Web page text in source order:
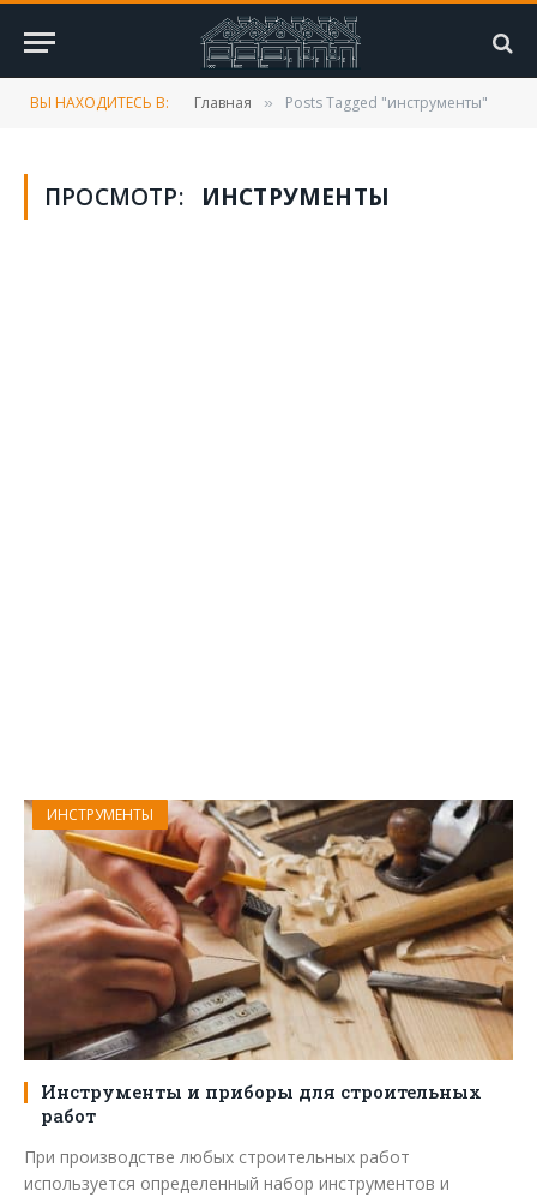
ВЫ НАХОДИТЕСЬ В: Главная » Posts Tagged "инструменты"
ПРОСМОТР: ИНСТРУМЕНТЫ
ИНСТРУМЕНТЫ
Инструменты и приборы для строительных
работ
При производстве любых строительных работ
используется определенный набор инструментов и